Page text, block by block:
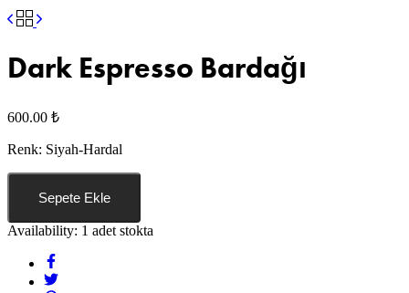
Dark Espresso Bardağı
600.00 ₺
Renk: Siyah-Hardal
Sepete Ekle
Availability: 1 adet stokta